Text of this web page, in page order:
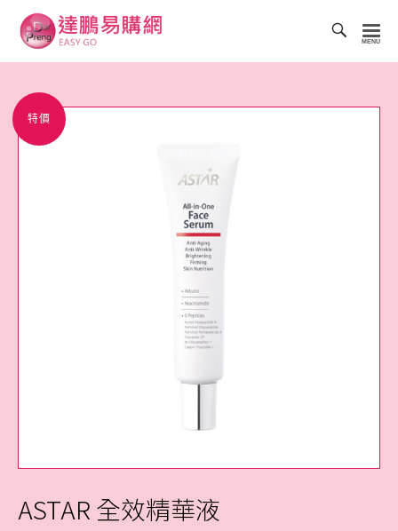
達
易
購
網
特價
ASTAR 全效精華液